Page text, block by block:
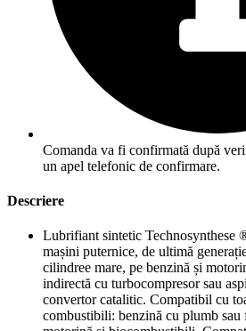
Comanda va fi confirmată după
un apel telefonic de confirmare.
Descriere
Lubrifiant sintetic Technosynthese
mașini puternice, de ultimă
cilindree mare, pe benzină și
indirectă cu turbocompresor sau
convertor catalitic. Compatibil cu
combustibili: benzină cu plumb